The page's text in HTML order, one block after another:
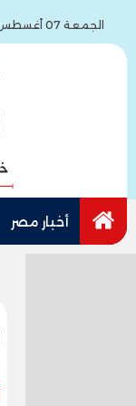
الجمعة 07 أغسطس 2026
أخبار مصر